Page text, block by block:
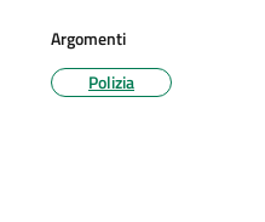
Argomenti
Polizia